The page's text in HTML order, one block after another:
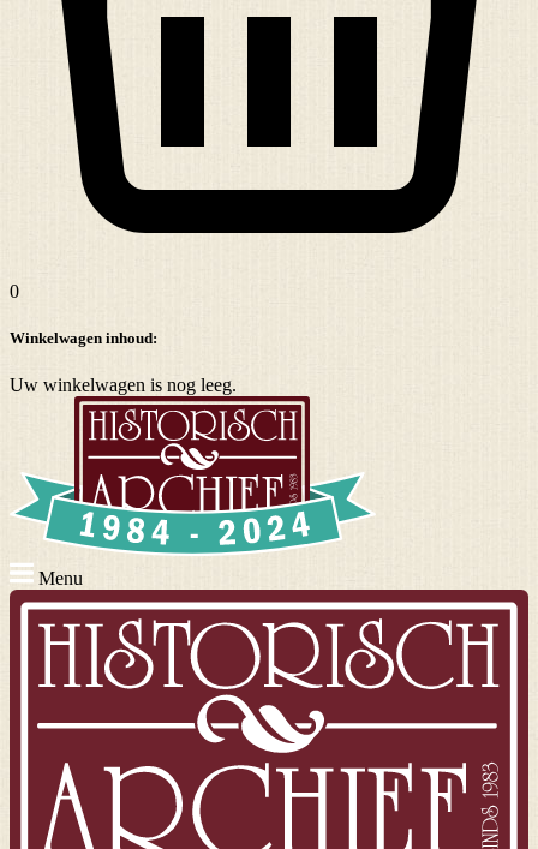
0
Winkelwagen inhoud:
Uw winkelwagen is nog leeg.
Menu